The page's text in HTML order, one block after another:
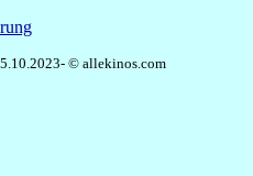
© allekinos.com